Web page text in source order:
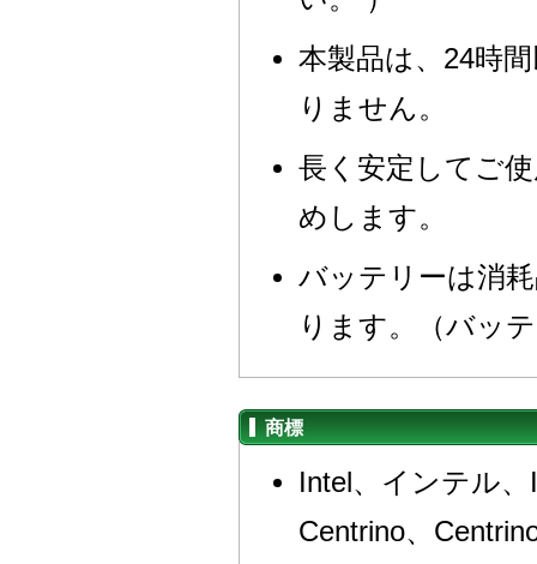
本製品は、24時
りません。
長く安定してご
めします。
バッテリーは消
ります。（バッ
商標
Intel、インテル
Centrino、